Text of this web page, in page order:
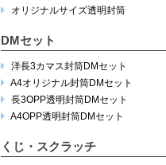
オリジナルサイズ透明封筒
DMセット
洋長3カマス封筒DMセット
A4オリジナル封筒DMセット
長3OPP透明封筒DMセット
A4OPP透明封筒DMセット
くじ・スクラッチ